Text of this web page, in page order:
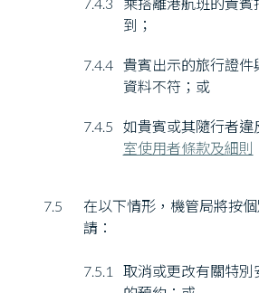
到；
7.4.4 貴賓出示的旅行證
資料不符；或
7.4.5 如貴賓或其隨行者違
室使用者條款及細則
7.5
在以下情形，機管局將按
請：
7.5.1
取消或更改有關特